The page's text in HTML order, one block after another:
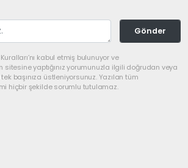
Gönder
kabul etmiş bulunuyor ve
yaptığınız yorumunuzla ilgili doğrudan veya
başınıza üstleniyorsunuz. Yazılan tüm
hiçbir şekilde sorumlu tutulamaz.